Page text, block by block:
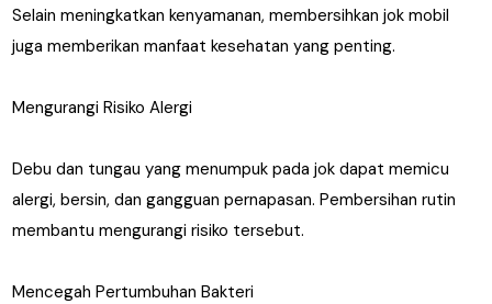
Selain meningkatkan kenyamanan, membersihkan jok mobil
juga memberikan manfaat kesehatan yang penting.
Mengurangi Risiko Alergi
Debu dan tungau yang menumpuk pada jok dapat memicu
alergi, bersin, dan gangguan pernapasan. Pembersihan rutin
membantu mengurangi risiko tersebut.
Mencegah Pertumbuhan Bakteri